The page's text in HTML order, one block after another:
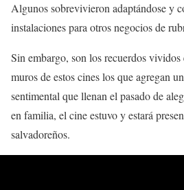
Algunos sobrevivieron adaptándose y
instalaciones para otros negocios de
Sin embargo, son los recuerdos vividos
muros de estos cines los que agregan
sentimental que llenan el pasado de
en familia, el cine estuvo y estará
salvadoreños.